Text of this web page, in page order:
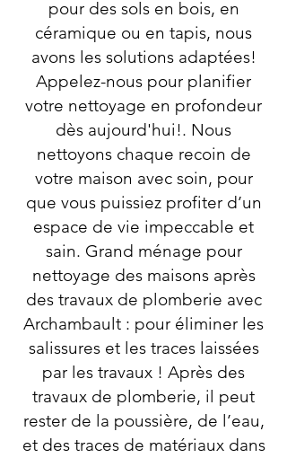
pour des sols en bois, en
céramique ou en tapis, nous
avons les solutions adaptées!
Appelez-nous pour planifier
votre nettoyage en profondeur
dès aujourd'hui!. Nous
nettoyons chaque recoin de
votre maison avec soin, pour
que vous puissiez profiter d’un
espace de vie impeccable et
sain. Grand ménage pour
nettoyage des maisons après
des travaux de plomberie avec
Archambault : pour éliminer les
salissures et les traces laissées
par les travaux ! Après des
travaux de plomberie, il peut
rester de la poussière, de l’eau,
et des traces de matériaux dans